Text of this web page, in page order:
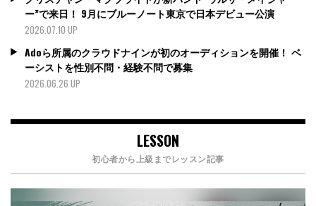
ー”で来日！ 9月にブルーノート東京で日本デビュー公演
2026.07.10 UP
Adoら所属のクラウドナインが初のオーディションを開催！ ベ
ーシストを性別不問・経験不問で募集
2026.06.26 UP
LESSON
初心者から上級までレッスン記事